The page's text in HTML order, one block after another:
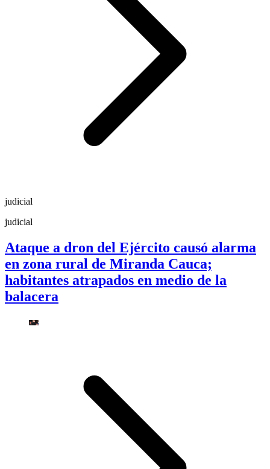
judicial
judicial
Ataque a dron del Ejército causó alarma
en zona rural de Miranda Cauca;
habitantes atrapados en medio de la
balacera